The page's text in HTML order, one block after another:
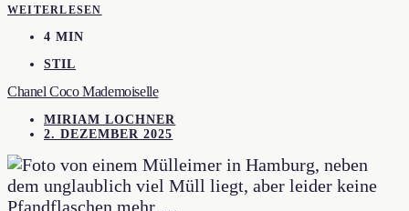
WEITERLESEN
4 MIN
STIL
Chanel Coco Mademoiselle
MIRIAM LOCHNER
2. DEZEMBER 2025